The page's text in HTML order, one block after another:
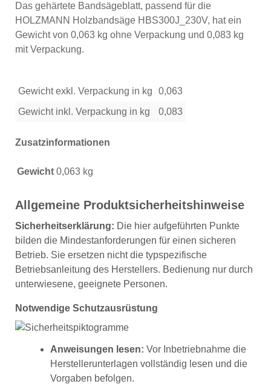
Das gehärtete Bandsägeblatt, passend für die
HOLZMANN Holzbandsäge HBS300J_230V, hat ein
Gewicht von 0,063 kg ohne Verpackung und 0,083 kg
mit Verpackung.
Gewicht exkl. Verpackung in kg
0,063
Gewicht inkl. Verpackung in kg
0,083
Zusatzinformationen
Gewicht 0,063 kg
Allgemeine Produktsicherheitshinweise
Sicherheitserklärung: Die hier aufgeführten Punkte
bilden die Mindestanforderungen für einen sicheren
Betrieb. Sie ersetzen nicht die typspezifische
Betriebsanleitung des Herstellers. Bedienung nur durch
unterwiesene, geeignete Personen.
Notwendige Schutzausrüstung
Anweisungen lesen: Vor Inbetriebnahme die
Herstellerunterlagen vollständig lesen und die
Vorgaben befolgen.